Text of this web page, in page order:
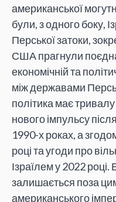
американської
були, з одного боку,
Перської затоки,
США прагнули
економічній та
між державами
політика має
нового імпульсу
1990-х роках, а
році та угоди про
Ізраїлем у 2022
залишається поза
американського